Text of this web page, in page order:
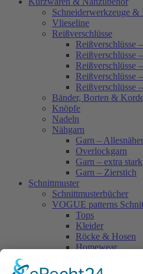
Schneiderwerkzeuge &
Vlieseline
Reißverschlüsse
Reißverschlüsse
Reißverschlüsse
Reißverschlüsse
Reißverschlüsse
Reißverschlüsse
Bänder, Borten &
Knöpfe
Nadeln
Nähgarn
Garn – Allesnäher
Overlockgarn
Garn – extra stark
Garn – Zierstich
Schnittmuster
Schnittmusterbücher
VOGUE patterns
Tops
Kleider
Röcke & Hosen
Homewear
Vogue Vintage